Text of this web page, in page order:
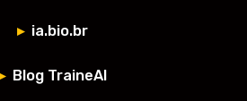
ia.bio.br
Blog TraineAI